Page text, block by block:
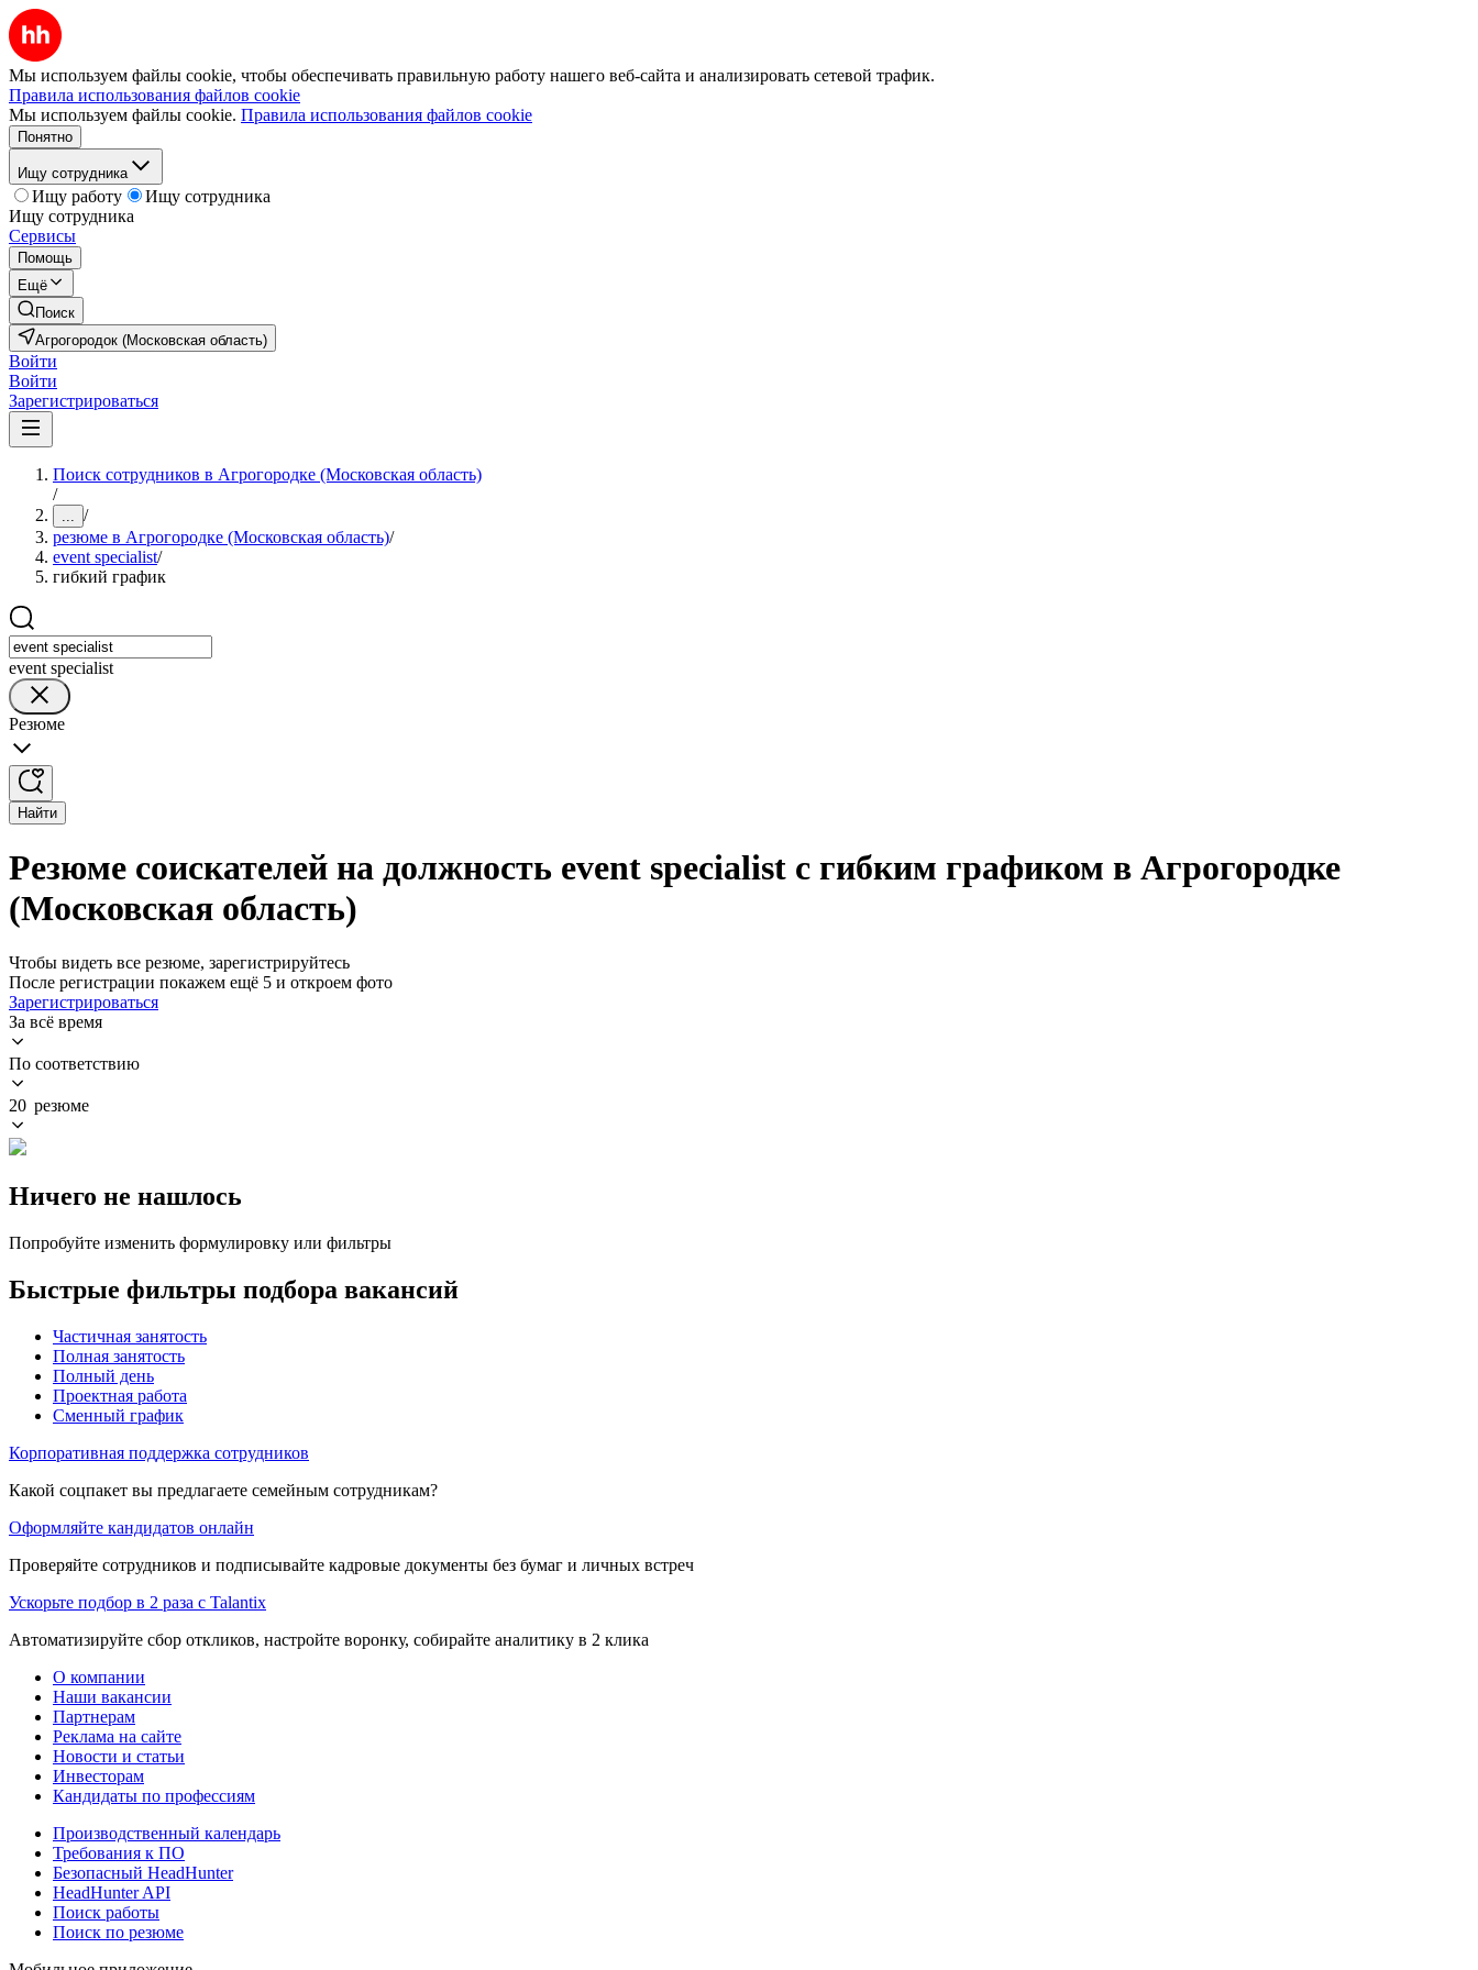
Мы используем файлы cookie, чтобы обеспечивать правильную работу нашего веб-сайта и анализировать сетевой трафик.
Правила использования файлов cookie
Мы используем файлы cookie. Правила использования файлов cookie
Понятно
Ищу сотрудника
Ищу работу
Ищу сотрудника
Ищу сотрудника
Сервисы
Помощь
Ещё
Поиск
Агрогородок (Московская область)
Войти
Войти
Зарегистрироваться
Поиск сотрудников в Агрогородке (Московская область)
/
... /
резюме в Агрогородке (Московская область)/
event specialist/
гибкий график
event specialist
Резюме
Найти
Резюме соискателей на должность event specialist с гибким графиком в Агрогородке
(Московская область)
Чтобы видеть все резюме, зарегистрируйтесь
После регистрации покажем ещё 5 и откроем фото
Зарегистрироваться
За всё время
По соответствию
20 резюме
Ничего не нашлось
Попробуйте изменить формулировку или фильтры
Быстрые фильтры подбора вакансий
Частичная занятость
Полная занятость
Полный день
Проектная работа
Сменный график
Корпоративная поддержка сотрудников
Какой соцпакет вы предлагаете семейным сотрудникам?
Оформляйте кандидатов онлайн
Проверяйте сотрудников и подписывайте кадровые документы без бумаг и личных встреч
Ускорьте подбор в 2 раза с Talantix
Автоматизируйте сбор откликов, настройте воронку, собирайте аналитику в 2 клика
О компании
Наши вакансии
Партнерам
Реклама на сайте
Новости и статьи
Инвесторам
Кандидаты по профессиям
Производственный календарь
Требования к ПО
Безопасный HeadHunter
HeadHunter API
Поиск работы
Поиск по резюме